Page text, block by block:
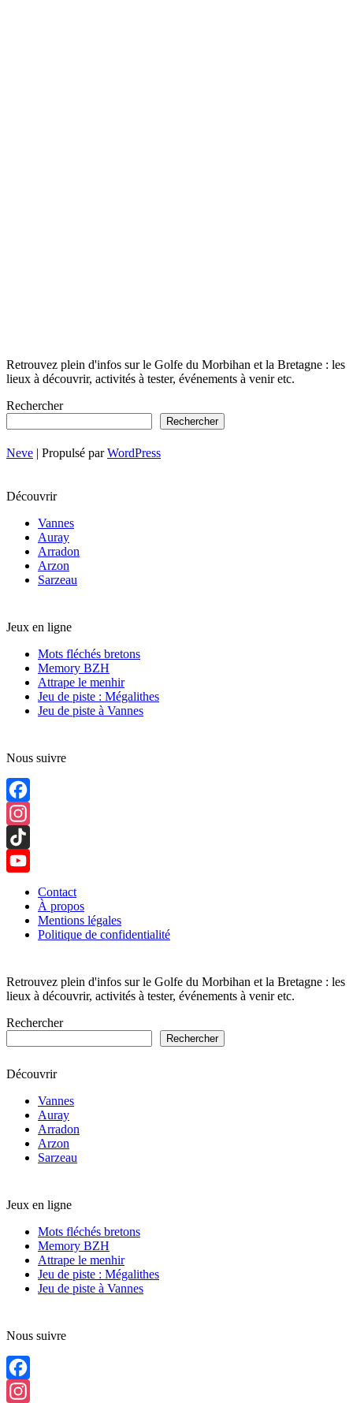
Retrouvez plein d'infos sur le Golfe du Morbihan et la Bretagne : les
lieux à découvrir, activités à tester, événements à venir etc.
Rechercher
Rechercher
Neve | Propulsé parWordPress
Découvrir
Vannes
Auray
Arradon
Arzon
Sarzeau
Jeux en ligne
Mots fléchés bretons
Memory BZH
Attrape le menhir
Jeu de piste : Mégalithes
Jeu de piste à Vannes
Nous suivre
Facebook
Instagram
TikTok
Channel
Contact
À propos
Mentions légales
Politique de confidentialité
Retrouvez plein d'infos sur le Golfe du Morbihan et la Bretagne : les
lieux à découvrir, activités à tester, événements à venir etc.
Rechercher
Rechercher
Découvrir
Vannes
Auray
Arradon
Arzon
Sarzeau
Jeux en ligne
Mots fléchés bretons
Memory BZH
Attrape le menhir
Jeu de piste : Mégalithes
Jeu de piste à Vannes
Nous suivre
Facebook